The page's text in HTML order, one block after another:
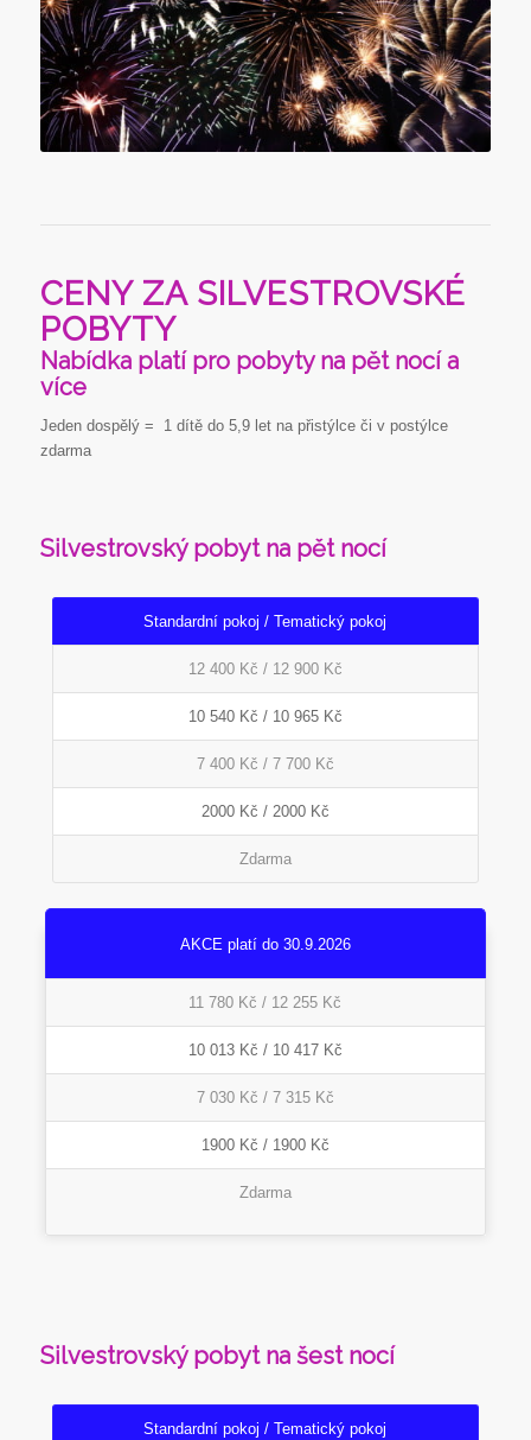
CENY ZA SILVESTROVSKÉ
POBYTY
Nabídka platí pro pobyty na pět nocí a
více
Jeden dospělý = 1 dítě do 5,9 let na přistýlce či v postýlce
zdarma
Silvestrovský pobyt na pět nocí
Standardní pokoj / Tematický pokoj
12 400 Kč / 12 900 Kč
10 540 Kč / 10 965 Kč
7 400 Kč / 7 700 Kč
2000 Kč / 2000 Kč
Zdarma
AKCE platí do 30.9.2026
11 780 Kč / 12 255 Kč
10 013 Kč / 10 417 Kč
7 030 Kč / 7 315 Kč
1900 Kč / 1900 Kč
Zdarma
Silvestrovský pobyt na šest nocí
Standardní pokoj / Tematický pokoj